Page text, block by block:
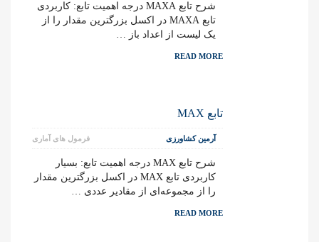
شرح تابع MAXA درجه اهمیت تابع: کاربردی
تابع MAXA در اکسل بزرگترین مقدار را از
یک لیست از اعداد باز …
READ MORE
تابع MAX
فرمول های آماری آرمین کشاورزی
شرح تابع MAX درجه اهمیت تابع: بسیار
کاربردی تابع MAX در اکسل بزرگترین مقدار
را از مجموعه‌ای از مقادیر عددی …
READ MORE